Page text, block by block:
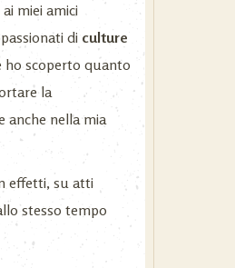
miei amici
di culture
ho scoperto quanto
la
anche nella mia
effetti, su atti
stesso tempo